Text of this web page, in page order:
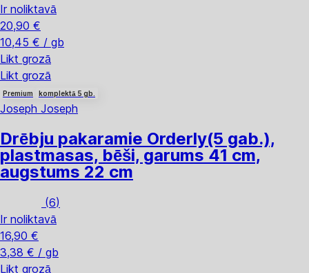
Ir noliktavā
20,90 €
10,45 € / gb
Likt grozā
Likt grozā
Premium komplektā 5 gb.
Joseph Joseph
Drēbju pakaramie Orderly(5 gab.),
plastmasas, bēši, garums 41 cm,
augstums 22 cm
(6)
Ir noliktavā
16,90 €
3,38 € / gb
Likt grozā